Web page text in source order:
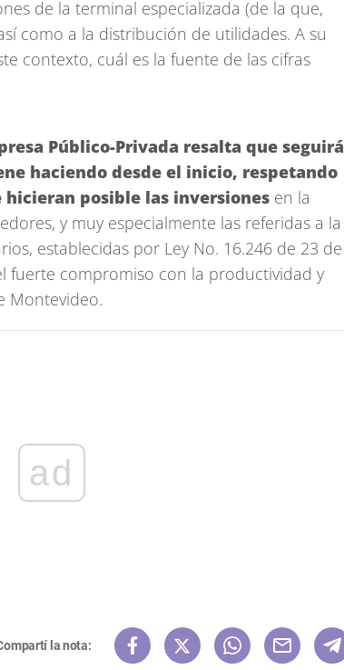
de la terminal especializada (de la que,
como a la distribución de utilidades. A su
contexto, cuál es la fuente de las cifras
Público-Privada resalta que seguirá
haciendo desde el inicio, respetando
posible las inversiones en la
y muy especialmente las referidas a la
establecidas por Ley No. 16.246 de 23 de
fuerte compromiso con la productividad y
Montevideo.
ad
la nota: